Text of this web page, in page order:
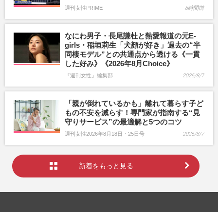
週刊女性PRIME 8時間前
なにわ男子・長尾謙杜と熱愛報道の元E-
girls・稲垣莉生「犬顔が好き」過去の“半
同棲モデル”との共通点から透ける《一貫
した好み》《2026年8月Choice》
『週刊女性』編集部 2026/8/7
「親が倒れているかも」離れて暮らす子ど
もの不安を減らす！専門家が指南する“見
守りサービス”の最適解と5つのコツ
週刊女性2026年8月18日・25日号 2026/8/7
新着をもっと見る